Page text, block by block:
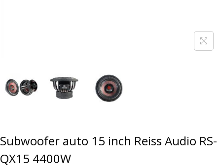
Subwoofer auto 15 inch Reiss Audio RS-
QX15 4400W